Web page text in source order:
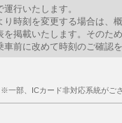
行いたします。
り時刻を変更する場合は、
を掲載いたします。そのた
前に改めて時刻のご確認
※一部、ICカード非対応系統がご